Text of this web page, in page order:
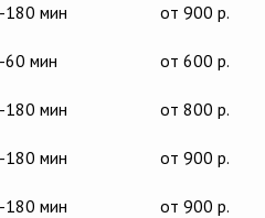
180 мин от 900 р.
60 мин от 600 р.
180 мин от 800 р.
180 мин от 900 р.
180 мин от 900 р.